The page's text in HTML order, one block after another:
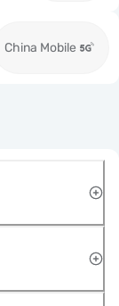
China Mobile